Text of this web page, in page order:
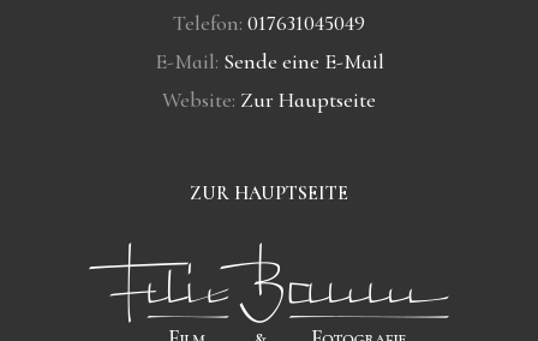
Telefon: 017631045049
E-Mail: Sende eine E-Mail
Website: Zur Hauptseite
ZUR HAUPTSEITE